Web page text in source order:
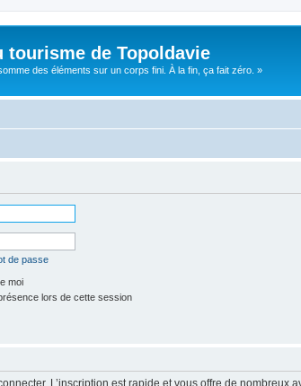
tourisme de Topoldavie
des éléments sur un corps fini. À la fin, ça fait zéro. »
de passe
moi
lors de cette session